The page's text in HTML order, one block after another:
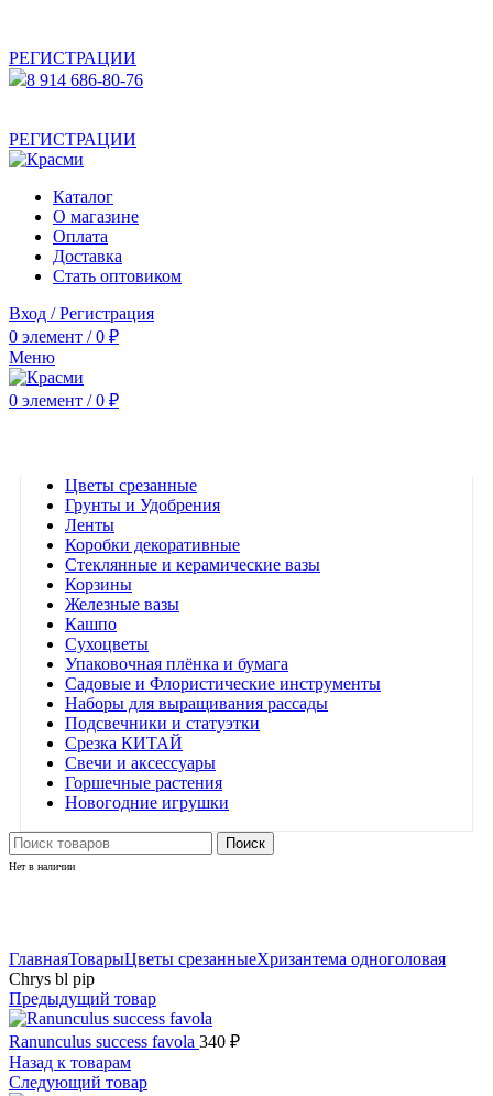
РЕГИСТРАЦИИ
8 914 686-80-76
РЕГИСТРАЦИИ
Каталог
О магазине
Оплата
Доставка
Стать оптовиком
Вход / Регистрация
0 элемент / 0 ₽
Меню
0 элемент / 0 ₽
Цветы срезанные
Грунты и Удобрения
Ленты
Коробки декоративные
Стеклянные и керамические вазы
Корзины
Железные вазы
Кашпо
Сухоцветы
Упаковочная плёнка и бумага
Садовые и Флористические инструменты
Наборы для выращивания рассады
Подсвечники и статуэтки
Срезка КИТАЙ
Свечи и аксессуары
Горшечные растения
Новогодние игрушки
Поиск
Нет в наличии
ГлавнаяТоварыЦветы срезанныеХризантема одноголовая
Chrys bl pip
Предыдущий товар
Ranunculus success favola 340 ₽
Назад к товарам
Следующий товар